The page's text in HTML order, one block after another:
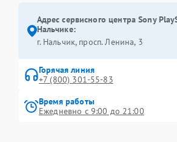
Адрес сервисного центра Sony
Нальчике:
г. Нальчик, просп. Ленина, 3
Горячая линия
+7 (800) 301-55-83
Время работы
Ежедневно с 9:00 до 21:00